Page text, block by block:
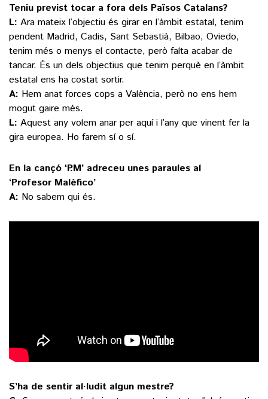
Teniu previst tocar a fora dels Països Catalans?
L: Ara mateix l’objectiu és girar en l’àmbit estatal, tenim
pendent Madrid, Cadis, Sant Sebastià, Bilbao, Oviedo,
tenim més o menys el contacte, però falta acabar de
tancar. És un dels objectius que tenim perquè en l’àmbit
estatal ens ha costat sortir.
A: Hem anat forces cops a València, però no ens hem
mogut gaire més.
L: Aquest any volem anar per aquí i l’any que vinent fer la
gira europea. Ho farem sí o sí.
En la cançó ‘P.M’ adreceu unes paraules al
‘Profesor Maléfico’
A: No sabem qui és.
S’ha de sentir al·ludit algun mestre?